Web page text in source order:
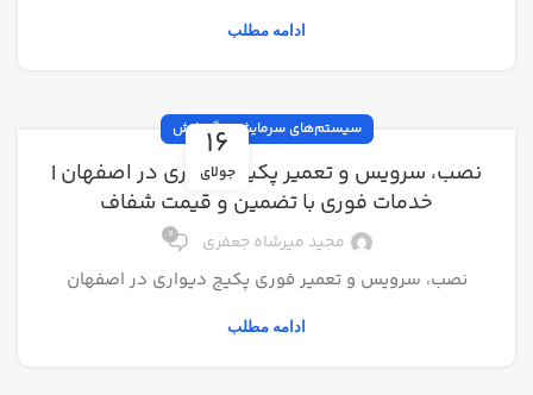
ادامه مطلب
16
جولای
سیستم‌های سرمایش و گرمایش
نصب، سرویس و تعمیر پکیج دیواری در اصفهان |
خدمات فوری با تضمین و قیمت شفاف
مجید میرشاه جعفری 0
نصب، سرویس و تعمیر فوری پکیج دیواری در اصفهان
ادامه مطلب